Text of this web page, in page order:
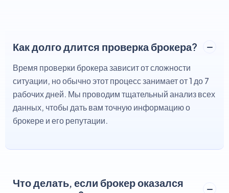
Как долго длится проверка брокера?
Время проверки брокера зависит от сложности
ситуации, но обычно этот процесс занимает от 1 до 7
рабочих дней. Мы проводим тщательный анализ всех
данных, чтобы дать вам точную информацию о
брокере и его репутации.
Что делать, если брокер оказался